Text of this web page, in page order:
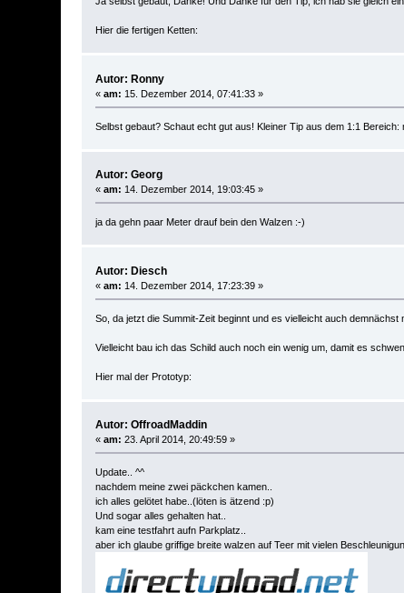
Hier die fertigen Ketten:
Autor: Ronny
«am: 15. Dezember 2014, 07:41:33 »
Selbst gebaut? Schaut echt gut aus! Kleiner Tip aus dem 1:1
Autor: Georg
«am: 14. Dezember 2014, 19:03:45 »
ja da gehn paar Meter drauf bein den Walzen :-)
Autor: Diesch
«am: 14. Dezember 2014, 17:23:39 »
So, da jetzt die Summit-Zeit beginnt und es vielleicht auch
Vielleicht bau ich das Schild auch noch ein wenig um, damit es
Hier mal der Prototyp:
Autor: OffroadMaddin
«am: 23. April 2014, 20:49:59 »
Update.. ^^
nachdem meine zwei päckchen kamen..
ich alles gelötet habe..(löten is ätzend :p)
Und sogar alles gehalten hat..
kam eine testfahrt aufn Parkplatz..
aber ich glaube griffige breite walzen auf Teer mit vielen